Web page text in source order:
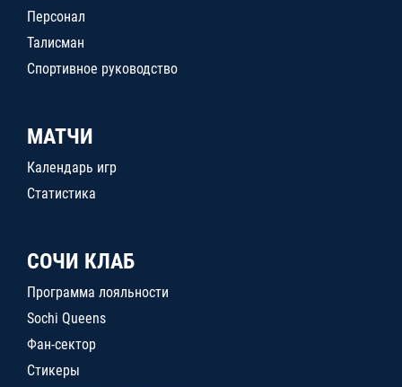
Персонал
Талисман
Спортивное руководство
МАТЧИ
Календарь игр
Статистика
СОЧИ КЛАБ
Программа лояльности
Sochi Queens
Фан-сектор
Стикеры